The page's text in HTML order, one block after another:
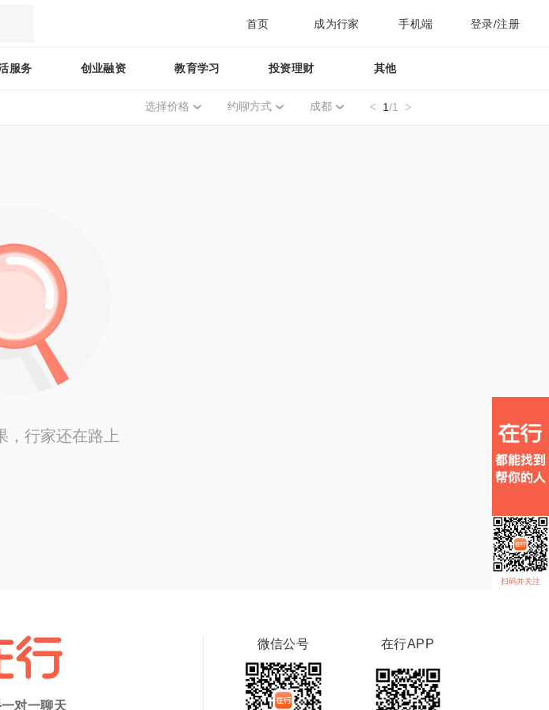
首页 成为行家 手机端 登录/注册
服务 创业融资 教育学习 投资理财 其他
选择价格 约聊方式 成都 1/1
，行家还在路上
扫码并关注
对一聊天
微信公号 在行APP